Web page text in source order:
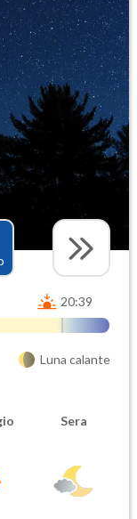
20:39
Luna calante
Sera